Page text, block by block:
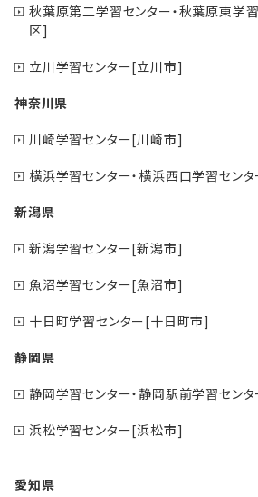
秋葉原第二学習センター・秋葉原東学
区]
立川学習センター[立川市]
神奈川県
川崎学習センター[川崎市]
横浜学習センター・横浜西口学習セン
新潟県
新潟学習センター[新潟市]
魚沼学習センター[魚沼市]
十日町学習センター[十日町市]
静岡県
静岡学習センター・静岡駅前学習セン
浜松学習センター[浜松市]
愛知県